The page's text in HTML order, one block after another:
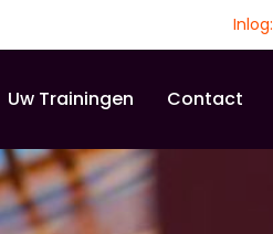
Inlog:
Uw Trainingen Contact